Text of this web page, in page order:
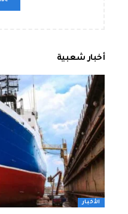
أخبار شعبية
الأخبار